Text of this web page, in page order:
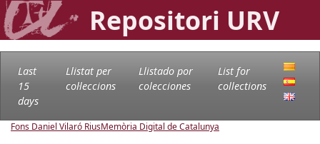
Repositori URV
Last
15
days
Llistat per
col·leccions
Llistado por
colecciones
List for
collections
Fons Daniel Vilaró RiusMemòria Digital de Catalunya